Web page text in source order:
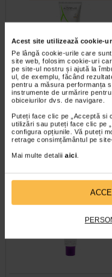
Acest site utilizează cookie-
Pe lângă cookie-urile care
site web, folosim cookie-uri
pe site-ul nostru și ajută la
ul, de exemplu, făcând
pentru a măsura performanța
instrumente de urmărire
obiceiurilor dvs. de navigare.
Puteți face clic pe „Acceptă si
utilizări sau puteți face clic pe
configura opțiunile. Vă puteți
retrage consimțământul pe
Mai multe detalii aici.
Aderma Exomega Control
Crema 200ml
Aderma Exomega Control
crema pentru piele foarte
sau cu tendinta atopica.
-35% Preț întreg:
Preț redus: